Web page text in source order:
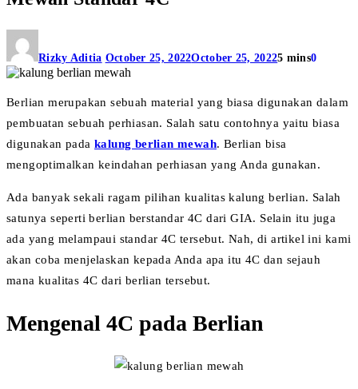
Rizky Aditia October 25, 2022October 25, 20225 mins0
Berlian merupakan sebuah material yang biasa digunakan dalam
pembuatan sebuah perhiasan. Salah satu contohnya yaitu biasa
digunakan padakalung berlian mewah. Berlian bisa
mengoptimalkan keindahan perhiasan yang Anda gunakan.
Ada banyak sekali ragam pilihan kualitas kalung berlian. Salah
satunya seperti berlian berstandar 4C dari GIA. Selain itu juga
ada yang melampaui standar 4C tersebut. Nah, di artikel ini kami
akan coba menjelaskan kepada Anda apa itu 4C dan sejauh
mana kualitas 4C dari berlian tersebut.
Mengenal 4C pada Berlian